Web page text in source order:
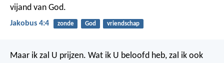
vijand van God.
Jakobus 4:4 zonde God vriendschap
Maar ik zal U prijzen. Wat ik U beloofd heb, zal ik ook